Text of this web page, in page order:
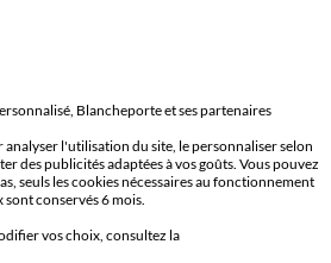
Mondial Relay uniquement
du lundi au samedi
Blancheporte et ses partenaires
analyser l'utilisation du site, le personnaliser selon
des publicités adaptées à vos goûts. Vous pouvez
seuls les cookies nécessaires au fonctionnement
conservés 6 mois.
vos choix, consultez la